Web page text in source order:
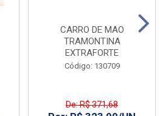
CARRO DE MAO
TRAMONTINA
EXTRAFORTE
Código: 130709
De: R$ 371,68